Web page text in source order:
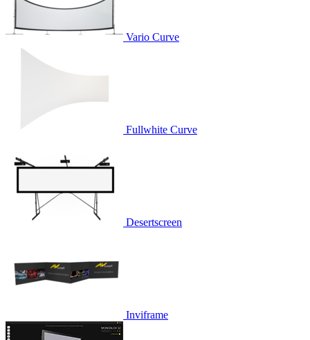
Vario Curve
Fullwhite Curve
Desertscreen
Inviframe